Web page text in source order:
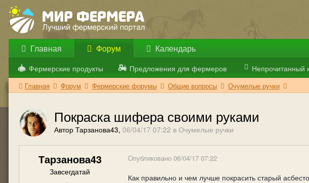
Главная Форум
Фермерские продукты Предложения для фермеров Непрочитанный
Календарь
Главная Форум Фермерские форумы Общие вопросы Очумелые ручки
Покраска шифера своими руками
Автор Тарзанова43, 06/04/17 07:22 в Очумелые ручки
Тарзанова43
Завсегдатай
Опубликовано 06/04/17 07:22
Как правильно и чем лучше покрасить старый